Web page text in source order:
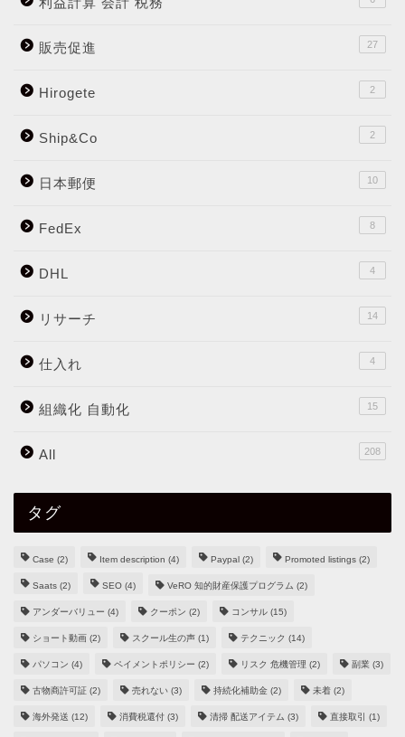
販売促進 27
Hirogete 2
Ship&Co 2
日本郵便 10
FedEx 8
DHL 4
リサーチ 14
仕入れ 4
組織化 自動化 15
All 208
タグ
Case (2) Item description (4) Paypal (2) Promoted listings (2)
Saats (2) SEO (4) VeRO 知的財産保護プログラム (2)
アンダーバリュー (4) クーポン (2) コンサル (15)
ショート動画 (2) スクール生の声 (1) テクニック (14)
パソコン (4) ペイメントポリシー (2) リスク 危機管理 (2) 副業 (3)
古物商許可証 (2) 売れない (3) 持続化補助金 (2) 未着 (2)
海外発送 (12) 消費税還付 (3) 清掃 配送アイテム (3) 直接取引 (1)